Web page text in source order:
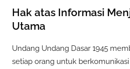
Hak atas Informasi
Utama
Undang Undang Dasar 1945
setiap orang untuk